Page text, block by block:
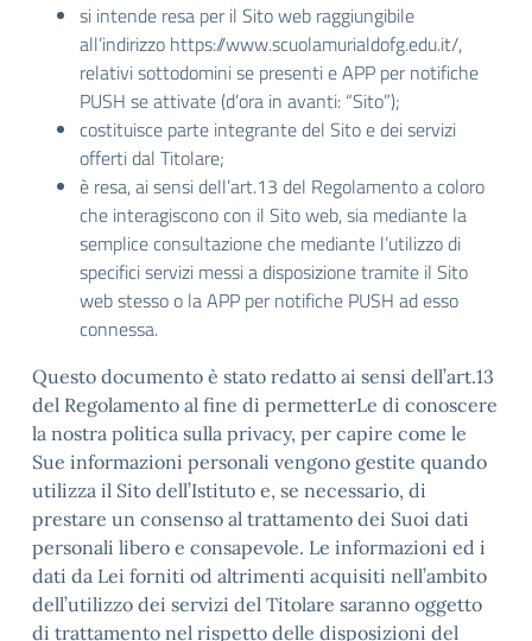
si intende resa per il Sito web raggiungibile
all’indirizzo https://www.scuolamurialdofg.edu.it/,
relativi sottodomini se presenti e APP per notifiche
PUSH se attivate (d’ora in avanti: “Sito”);
costituisce parte integrante del Sito e dei servizi
offerti dal Titolare;
è resa, ai sensi dell’art.13 del Regolamento a coloro
che interagiscono con il Sito web, sia mediante la
semplice consultazione che mediante l’utilizzo di
specifici servizi messi a disposizione tramite il Sito
web stesso o la APP per notifiche PUSH ad esso
connessa.
Questo documento è stato redatto ai sensi dell’art.13
del Regolamento al fine di permetterLe di conoscere
la nostra politica sulla privacy, per capire come le
Sue informazioni personali vengono gestite quando
utilizza il Sito dell’Istituto e, se necessario, di
prestare un consenso al trattamento dei Suoi dati
personali libero e consapevole. Le informazioni ed i
dati da Lei forniti od altrimenti acquisiti nell’ambito
dell’utilizzo dei servizi del Titolare saranno oggetto
di trattamento nel rispetto delle disposizioni del